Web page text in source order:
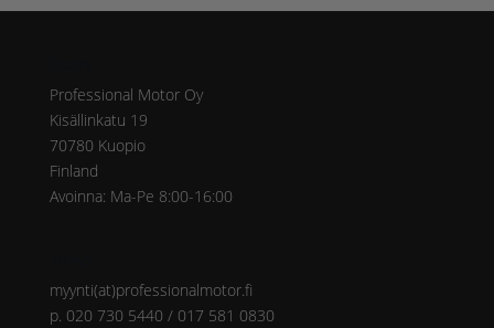
450,00 €.
Professional Motor Oy
Kisällinkatu 19
70780 Kuopio
Finland
Avoinna: Ma-Pe 8:00-16:00
myynti(at)professionalmotor.fi
p. 020 730 5440 / 017 581 0830